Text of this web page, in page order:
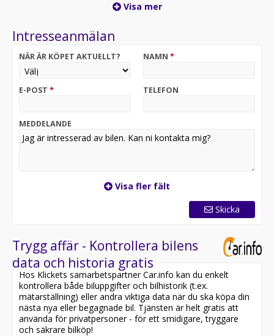
största omsorg – kontrollerad på över 100 punkter.
Visa mer
Intresseanmälan
NÄR ÄR KÖPET AKTUELLT? NAMN *
E-POST * TELEFON
MEDDELANDE
Visa fler fält
Skicka
Trygg affär - Kontrollera bilens
data och historia gratis
Hos Klickets samarbetspartner Car.info kan du enkelt
kontrollera både biluppgifter och bilhistorik (t.ex.
mätarställning) eller andra viktiga data när du ska köpa din
nästa nya eller begagnade bil. Tjänsten är helt gratis att
använda för privatpersoner - för ett smidigare, tryggare
och säkrare bilköp!